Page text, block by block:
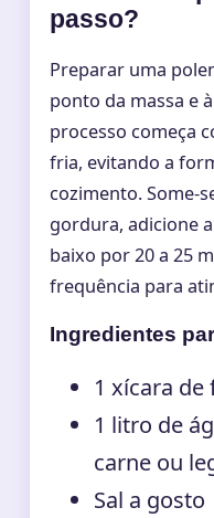
passo?
Preparar uma
ponto da massa e
processo começa
fria, evitando a
cozimento. Some-
gordura, adicione
baixo por 20 a 25
frequência para
Ingredientes
1 xícara
1 litro de
carne ou
Sal a gosto